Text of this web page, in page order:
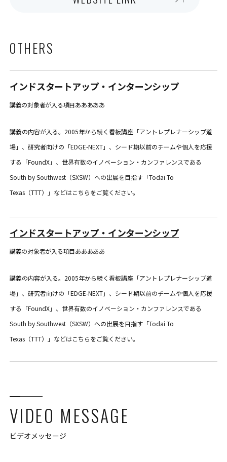
OTHERS
インドスタートアップ・インターンシップ
講義の対象者が入る項目あああああ
講義の内容が入る。2005年から続く看板講座「アントレプレナーシップ道
場」、研究者向けの「EDGE-NEXT」、シード期以前のチームや個人を応援
する「FoundX」、世界有数のイノベーション・カンファレンスである
South by Southwest（SXSW）への出展を目指す「Todai To
Texas（TTT）」などはこちらをご覧ください。
インドスタートアップ・インターンシップ
講義の対象者が入る項目あああああ
講義の内容が入る。2005年から続く看板講座「アントレプレナーシップ道
場」、研究者向けの「EDGE-NEXT」、シード期以前のチームや個人を応援
する「FoundX」、世界有数のイノベーション・カンファレンスである
South by Southwest（SXSW）への出展を目指す「Todai To
Texas（TTT）」などはこちらをご覧ください。
VIDEO MESSAGE
ビデオメッセージ